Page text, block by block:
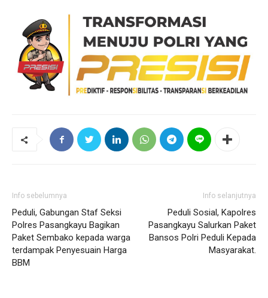
Info sebelumnya
Peduli, Gabungan Staf Seksi
Polres Pasangkayu Bagikan
Paket Sembako kepada warga
terdampak Penyesuain Harga
BBM
Info selanjutnya
Peduli Sosial, Kapolres
Pasangkayu Salurkan Paket
Bansos Polri Peduli Kepada
Masyarakat.